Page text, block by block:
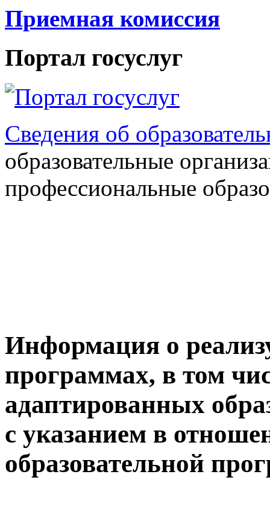
Приемная комиссия
Портал госуслуг
Сведения об
образовательные
профессиональные
Информация о
программах, в том
адаптированных
с указанием в
образовательной